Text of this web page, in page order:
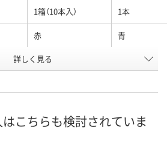
1箱（10本入） 1本
赤 青
669482
8月8日（土）
詳しく見る
こちらも検討されていま